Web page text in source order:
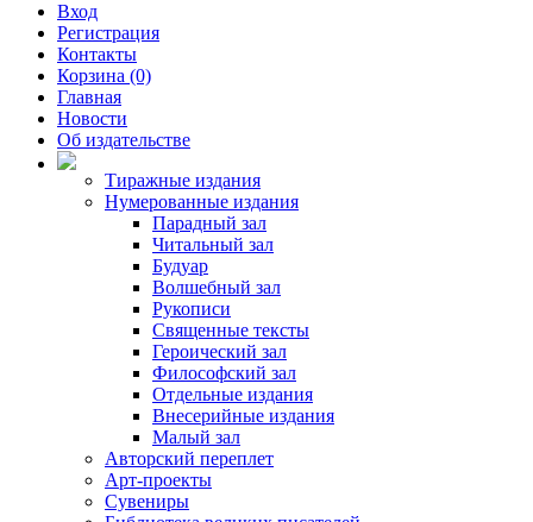
Вход
Регистрация
Контакты
Корзина (0)
Главная
Новости
Об издательстве
Тиражные издания
Нумерованные издания
Парадный зал
Читальный зал
Будуар
Волшебный зал
Рукописи
Священные тексты
Героический зал
Философский зал
Отдельные издания
Внесерийные издания
Малый зал
Авторский переплет
Арт-проекты
Сувениры